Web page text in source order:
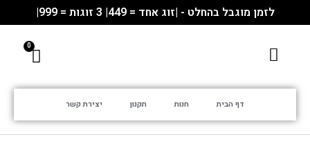
לזמן מוגבל בהחלט - |זוג אחד = 449| 3 זוגות = 999|
דף הבית חנות תקנון יצירת קשר